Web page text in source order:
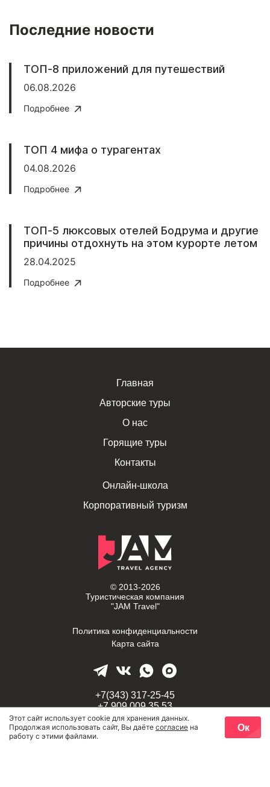
Последние новости
ТОП-8 приложений для путешествий
06.08.2026
Подробнее
ТОП 4 мифа о турагентах
04.08.2026
Подробнее
ТОП-5 люксовых отелей Бодрума и другие
причины отдохнуть на этом курорте летом
28.04.2025
Подробнее
© 2013-2026
Туристическая компания
"JAM Travel"
Политика конфиденциальности
Карта сайта
Главная
Авторские туры
О нас
Горящие туры
Контакты
Онлайн-школа
Корпоративный туризм
+7(343) 317-25-45
+7 909 009 35 53
г. Екатеринбург,
проспект Космонавтов, 58
Этот сайт использует cookie для хранения данных.
Продолжая использовать сайт, Вы даёте согласие на
работу с этими файлами.
Ок
Задать вопрос